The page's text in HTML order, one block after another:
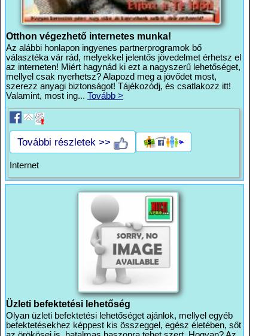
Otthon végezhető internetes munka!
Az alábbi honlapon ingyenes partnerprogramok bő
választéka vár rád, melyekkel jelentős jövedelmet érhetsz el
az interneten! Miért hagynád ki ezt a nagyszerű lehetőséget,
mellyel csak nyerhetsz? Alapozd meg a jövődet most,
szerezz anyagi biztonságot! Tájékozódj, és csatlakozz itt!
Valamint, most ing... Tovább >
További részletek >>
Internet
Üzleti befektetési lehetőség
Olyan üzleti befektetési lehetőséget ajánlok, mellyel egyéb
befektetésekhez képpest kis összeggel, egész életében, sőt